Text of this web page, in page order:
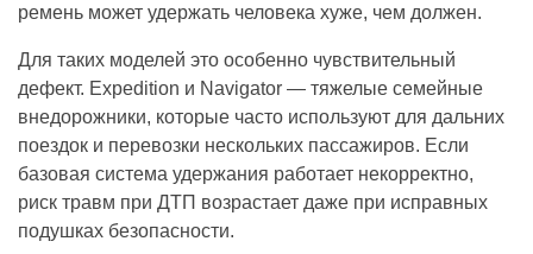
ремень может удержать человека хуже, чем должен.
Для таких моделей это особенно чувствительный
дефект. Expedition и Navigator — тяжелые семейные
внедорожники, которые часто используют для дальних
поездок и перевозки нескольких пассажиров. Если
базовая система удержания работает некорректно,
риск травм при ДТП возрастает даже при исправных
подушках безопасности.